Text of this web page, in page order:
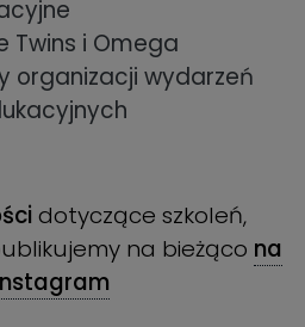
Twins i Omega
organizacji wydarzeń
dotyczące szkoleń,
na bieżąco na